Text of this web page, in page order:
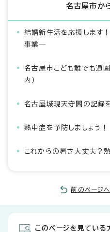
名古屋市か
結婚新生活を応援します
事業―
名古屋市こども誰でも通
内）
名古屋城現天守閣の記録
熱中症を予防しましょう！
これからの暑さ大丈夫？
前のページ
このページを見ている